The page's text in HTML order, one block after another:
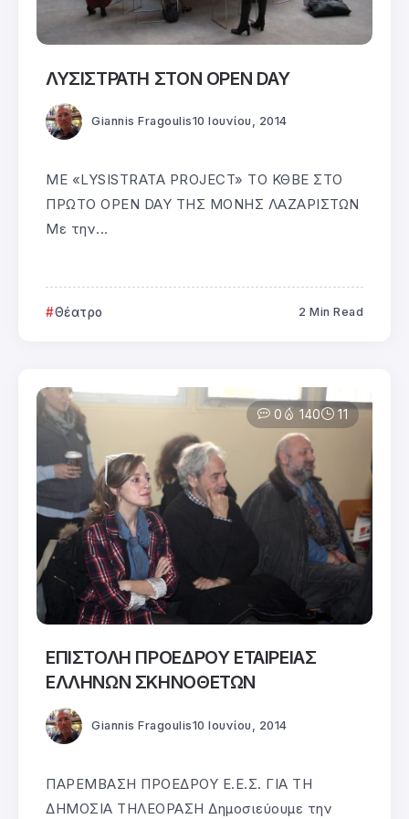
ΛΥΣΙΣΤΡΑΤΗ ΣΤΟΝ OPEN DAY
Giannis Fragoulis10 Ιουνίου, 2014
ΜΕ «LYSISTRATA PROJECT» ΤΟ ΚΘΒΕ ΣΤΟ
ΠΡΩΤΟ OPEN DAY ΤΗΣ ΜΟΝΗΣ ΛΑΖΑΡΙΣΤΩΝ
Με την...
Θέατρο 2 Min Read
0 140 11
ΕΠΙΣΤΟΛΗ ΠΡΟΕΔΡΟΥ ΕΤΑΙΡΕΙΑΣ
ΕΛΛΗΝΩΝ ΣΚΗΝΟΘΕΤΩΝ
Giannis Fragoulis10 Ιουνίου, 2014
ΠΑΡΕΜΒΑΣΗ ΠΡΟΕΔΡΟΥ Ε.Ε.Σ. ΓΙΑ ΤΗ
ΔΗΜΟΣΙΑ ΤΗΛΕΟΡΑΣΗ Δημοσιεύουμε την